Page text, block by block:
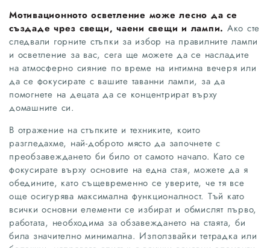
Мотивационното осветление може лесно да се
създаде чрез свещи, чаени свещи и лампи. Ако сте
следвали горните стъпки за избор на правилните лампи
и осветление за вас, сега ще можете да се насладите
на атмосферно сияние по време на интимна вечеря или
да се фокусирате с вашите таванни лампи, за да
помогнете на децата да се концентрират върху
домашните си.
В отражение на стъпките и техниките, които
разгледахме, най-доброто място да започнете с
преобзавеждането би било от самото начало. Като се
фокусирате върху основите на една стая, можете да я
обедините, като същевременно се уверите, че тя все
още осигурява максимална функционалност. Тъй като
всички основни елементи се избират и обмислят първо,
работата, необходима за обзавеждането на стаята, би
била значително минимална. Използвайки тетрадка или